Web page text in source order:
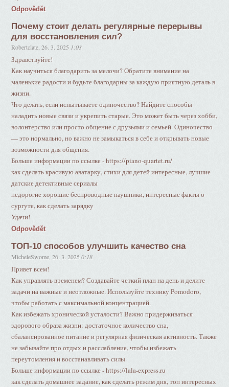
Odpovědět
Почему стоит делать регулярные перерывы
для восстановления сил?
Robertclate ,26. 3. 2025 1:03
Здравствуйте!
Как научиться благодарить за мелочи? Обратите внимание на
маленькие радости и будьте благодарны за каждую приятную деталь в
жизни.
Что делать, если испытываете одиночество? Найдите способы
наладить новые связи и укрепить старые. Это может быть через хобби,
волонтерство или просто общение с друзьями и семьей. Одиночество
— это нормально, но важно не замыкаться в себе и открывать новые
возможности для общения.
Больше информации по ссылке - https://piano-quartet.ru/
как сделать красивую аватарку, стихи для детей интересные, лучшие
датские детективные сериалы
недорогие хорошие беспроводные наушники, интересные факты о
сургуте, как сделать зарядку
Удачи!
Odpovědět
ТОП-10 способов улучшить качество сна
MicheleSwome ,26. 3. 2025 0:18
Привет всем!
Как управлять временем? Создавайте четкий план на день и делите
задачи на важные и неотложные. Используйте технику Pomodoro,
чтобы работать с максимальной концентрацией.
Как избежать хронической усталости? Важно придерживаться
здорового образа жизни: достаточное количество сна,
сбалансированное питание и регулярная физическая активность. Также
не забывайте про отдых и расслабление, чтобы избежать
переутомления и восстанавливать силы.
Больше информации по ссылке - https://lala-express.ru
как сделать домашнее задание, как сделать режим дня, топ интересных